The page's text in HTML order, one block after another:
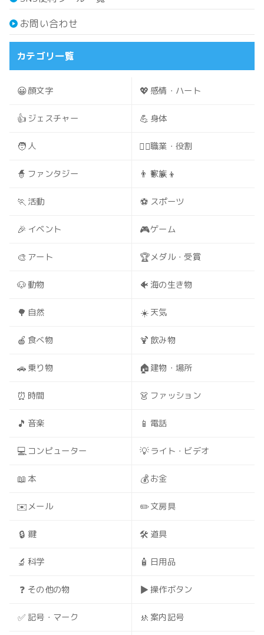
お問い合わせ
カテゴリ一覧
😀顔文字 💖 感情・ハート
👍 ジェスチャー 💪 身体
🧑 人 🧑‍⚕️職業・役割
🧙 ファンタジー 👨‍👩‍👧‍👦
家族
🏃 活動 ⚽ スポーツ
🎉 イベント 🎮ゲーム
🎨 アート 🏆メダル・受賞
🐶 動物 🐠 海の生き物
🌳 自然 ☀️ 天気
🍎 食べ物 🍹 飲み物
🚗 乗り物 🏠 建物・場所
⏰ 時間 👗 ファッション
🎵 音楽 📱 電話
💻 コンピューター 💡 ライト・ビデオ
📖 本 💰お金
✉️ メール ✏️文房具
🔒 鍵 🛠️ 道具
🔬 科学 🧴 日用品
❓ その他の物 ▶️ 操作ボタン
✅ 記号・マーク 🚸 案内記号